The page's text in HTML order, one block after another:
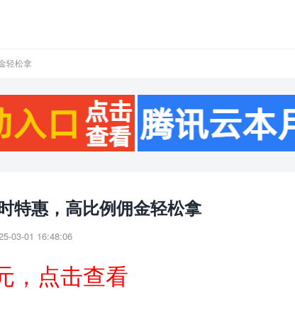
轻松拿
特惠，高比例佣金轻松拿
03-01 16:48:06
，点击查看